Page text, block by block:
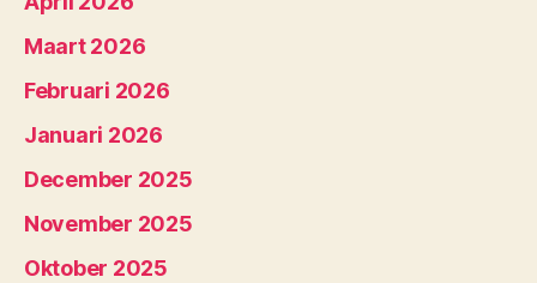
Maart 2026
Februari 2026
Januari 2026
December 2025
November 2025
Oktober 2025